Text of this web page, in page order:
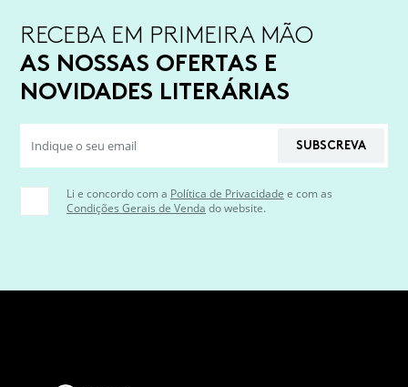
RECEBA EM PRIMEIRA MÃO
AS NOSSAS OFERTAS E
NOVIDADES LITERÁRIAS
SUBSCREVA
Li e concordo com a Política de Privacidade e com as
Condições Gerais de Venda do website.